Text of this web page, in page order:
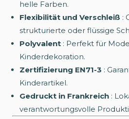
helle Farben.
Flexibilität und Verschleiß :
strukturierte oder flüssige
Polyvalent : Perfekt für
Kinderdekoration.
Zertifizierung EN71-3 :
Kinderartikel.
Gedruckt in Frankreich :
verantwortungsvolle